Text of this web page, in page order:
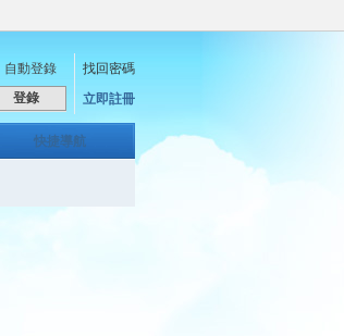
自動登錄
找回密碼
登錄 立即註冊
快捷導航